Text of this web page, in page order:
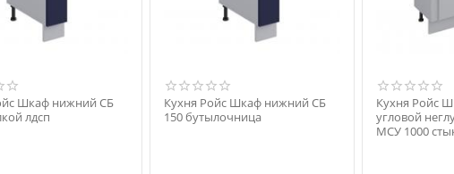
Шкаф нижний СБ
лдсп
Кухня Ройс Шкаф нижний СБ
150 бутылочница
Кухня Ройс
угловой
МСУ 1000